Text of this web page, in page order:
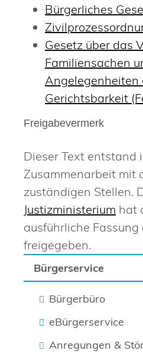
Bürgerservice
Bürgerbüro
eBürgerservice
Anregungen &
Bürgerliches
Gesetz über das
Familiensachen
Angelegenheiten
Gerichtsbarkeit
Freigabevermerk
Dieser Text entstand
Zusammenarbeit mit
zuständigen Stellen.
Justizministerium hat
ausführliche
freigegeben.